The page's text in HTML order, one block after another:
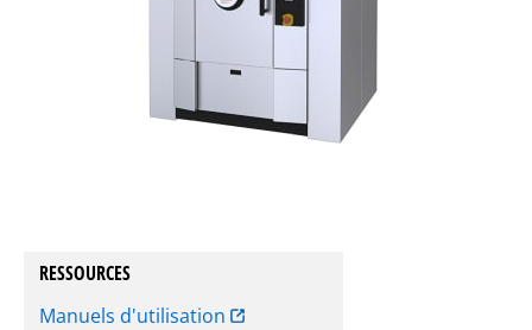
RESSOURCES
Manuels d'utilisation